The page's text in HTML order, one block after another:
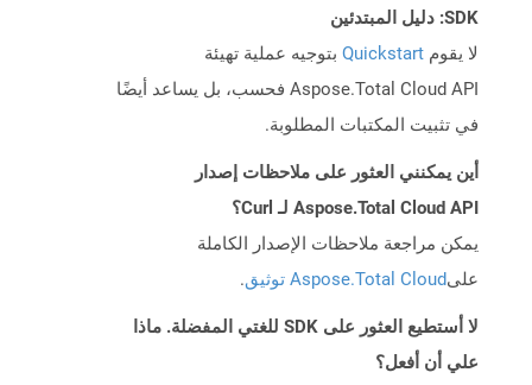
SDK: دليل المبتدئين
لا يقوم Quickstart بتوجيه عملية تهيئة
Aspose.Total Cloud API فحسب، بل يساعد أيضًا
في تثبيت المكتبات المطلوبة.
أين يمكنني العثور على ملاحظات إصدار
Aspose.Total Cloud API لـ Curl؟
يمكن مراجعة ملاحظات الإصدار الكاملة
علىAspose.Total Cloud توثيق .
لا أستطيع العثور على SDK للغتي المفضلة. ماذا
علي أن أفعل؟